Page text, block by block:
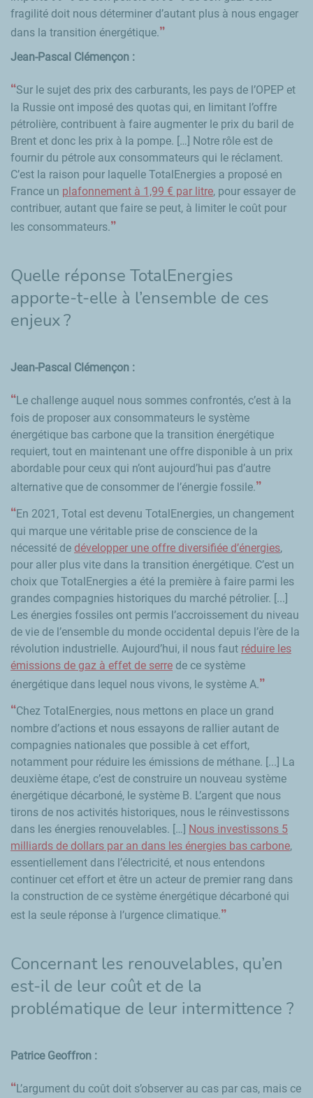
fragilité doit nous déterminer d’autant plus à nous engager
dans la transition énergétique.
Jean-Pascal Clémençon :
Sur le sujet des prix des carburants, les pays de l’OPEP et
la Russie ont imposé des quotas qui, en limitant l’offre
pétrolière, contribuent à faire augmenter le prix du baril de
Brent et donc les prix à la pompe. […] Notre rôle est de
fournir du pétrole aux consommateurs qui le réclament.
C’est la raison pour laquelle TotalEnergies a proposé en
France un plafonnement à 1,99 € par litre, pour essayer de
contribuer, autant que faire se peut, à limiter le coût pour
les consommateurs.
Quelle réponse TotalEnergies
apporte-t-elle à l’ensemble de ces
enjeux?
Jean-Pascal Clémençon :
Le challenge auquel nous sommes confrontés, c’est à la
fois de proposer aux consommateurs le système
énergétique bas carbone que la transition énergétique
requiert, tout en maintenant une offre disponible à un prix
abordable pour ceux qui n’ont aujourd’hui pas d’autre
alternative que de consommer de l’énergie fossile.
En 2021, Total est devenu TotalEnergies, un changement
qui marque une véritable prise de conscience de la
nécessité de développer une offre diversifiée d’énergies,
pour aller plus vite dans la transition énergétique. C’est un
choix que TotalEnergies a été la première à faire parmi les
grandes compagnies historiques du marché pétrolier. [...]
Les énergies fossiles ont permis l’accroissement du niveau
de vie de l’ensemble du monde occidental depuis l’ère de la
révolution industrielle. Aujourd’hui, il nous faut réduire les
émissions de gaz à effet de serre de ce système
énergétique dans lequel nous vivons, le système A.
Chez TotalEnergies, nous mettons en place un grand
nombre d’actions et nous essayons de rallier autant de
compagnies nationales que possible à cet effort,
notamment pour réduire les émissions de méthane. [...] La
deuxième étape, c’est de construire un nouveau système
énergétique décarboné, le système B. L’argent que nous
tirons de nos activités historiques, nous le réinvestissons
dans les énergies renouvelables. […] Nous investissons 5
milliards de dollars par an dans les énergies bas carbone,
essentiellement dans l’électricité, et nous entendons
continuer cet effort et être un acteur de premier rang dans
la construction de ce système énergétique décarboné qui
est la seule réponse à l’urgence climatique.
Concernant les renouvelables, qu’en
est-il de leur coût et de la
problématique de leur intermittence ?
Patrice Geoffron :
L’argument du coût doit s’observer au cas par cas, mais ce